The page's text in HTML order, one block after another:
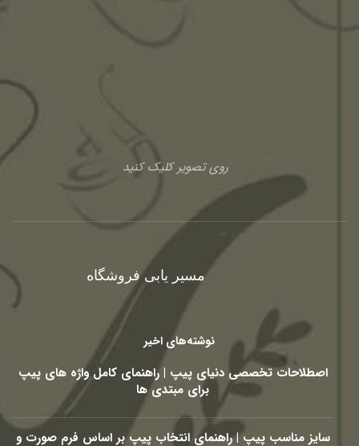
روی تصویر کلیک کنید
مسیر یابی فروشگاه
نوشته‌های اخیر
اصطلاحات تخصصی دنیای پیپ | راهنمای کامل واژه های پیپ
برای مبتدی ها
سایز مناسب پیپ | راهنمای انتخاب پیپ بر اساس فرم صورت و